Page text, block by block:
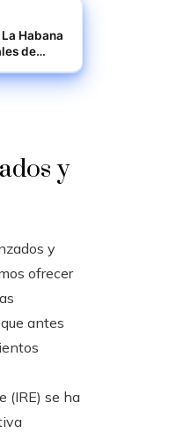
Habana
de
y
y
ofrecer
antes
(IRE) se ha